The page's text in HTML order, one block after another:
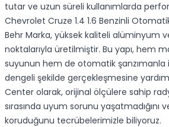
tutar ve uzun süreli kullanımlarda
Chevrolet Cruze 1.4 1.6 Benzinli
Behr Marka, yüksek kaliteli alüminyum
noktalarıyla üretilmiştir. Bu yapı, hem
suyunun hem de otomatik şanzımanla
dengeli şekilde gerçekleşmesine
Center olarak, orijinal ölçülere sahip
sırasında uyum sorunu
koruduğunu tecrübelerimizle biliyoruz.